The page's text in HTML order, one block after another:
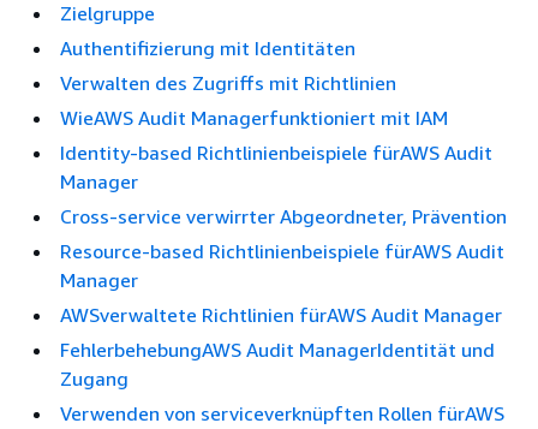
Zielgruppe
Authentifizierung mit Identitäten
Verwalten des Zugriffs mit Richtlinien
WieAWS Audit Managerfunktioniert mit IAM
Identity-based Richtlinienbeispiele fürAWS Audit
Manager
Cross-service verwirrter Abgeordneter, Prävention
Resource-based Richtlinienbeispiele fürAWS Audit
Manager
AWSverwaltete Richtlinien fürAWS Audit Manager
FehlerbehebungAWS Audit ManagerIdentität und
Zugang
Verwenden von serviceverknüpften Rollen fürAWS